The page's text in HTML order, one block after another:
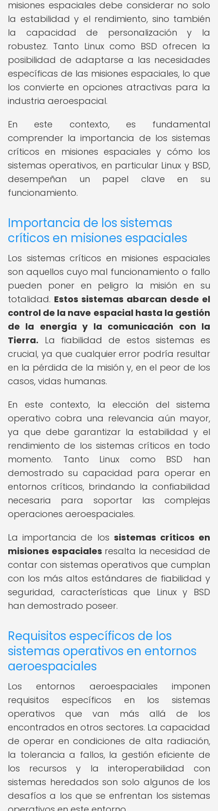
misiones espaciales debe considerar no solo
la estabilidad y el rendimiento, sino también
la capacidad de personalización y la
robustez. Tanto Linux como BSD ofrecen la
posibilidad de adaptarse a las necesidades
específicas de las misiones espaciales, lo que
los convierte en opciones atractivas para la
industria aeroespacial.
En este contexto, es fundamental
comprender la importancia de los sistemas
críticos en misiones espaciales y cómo los
sistemas operativos, en particular Linux y BSD,
desempeñan un papel clave en su
funcionamiento.
Importancia de los sistemas
críticos en misiones espaciales
Los sistemas críticos en misiones espaciales
son aquellos cuyo mal funcionamiento o fallo
pueden poner en peligro la misión en su
totalidad. Estos sistemas abarcan desde el
control de la nave espacial hasta la gestión
de la energía y la comunicación con la
Tierra. La fiabilidad de estos sistemas es
crucial, ya que cualquier error podría resultar
en la pérdida de la misión y, en el peor de los
casos, vidas humanas.
En este contexto, la elección del sistema
operativo cobra una relevancia aún mayor,
ya que debe garantizar la estabilidad y el
rendimiento de los sistemas críticos en todo
momento. Tanto Linux como BSD han
demostrado su capacidad para operar en
entornos críticos, brindando la confiabilidad
necesaria para soportar las complejas
operaciones aeroespaciales.
La importancia de los sistemas críticos en
misiones espaciales resalta la necesidad de
contar con sistemas operativos que cumplan
con los más altos estándares de fiabilidad y
seguridad, características que Linux y BSD
han demostrado poseer.
Requisitos específicos de los
sistemas operativos en entornos
aeroespaciales
Los entornos aeroespaciales imponen
requisitos específicos en los sistemas
operativos que van más allá de los
encontrados en otros sectores. La capacidad
de operar en condiciones de alta radiación,
la tolerancia a fallos, la gestión eficiente de
los recursos y la interoperabilidad con
sistemas heredados son solo algunos de los
desafíos a los que se enfrentan los sistemas